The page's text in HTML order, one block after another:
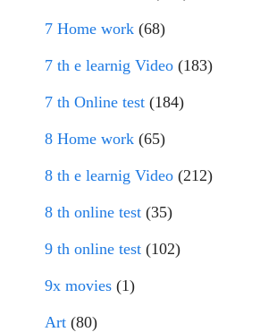
7 Home work (68)
7 th e learnig Video (183)
7 th Online test (184)
8 Home work (65)
8 th e learnig Video (212)
8 th online test (35)
9 th online test (102)
9x movies (1)
Art (80)